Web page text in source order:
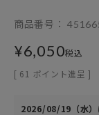
商品番号
¥6,050税込
[ 61 ポイント進呈 ]
2026/08/19（水）